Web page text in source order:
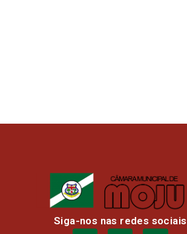
Siga-nos nas redes sociais